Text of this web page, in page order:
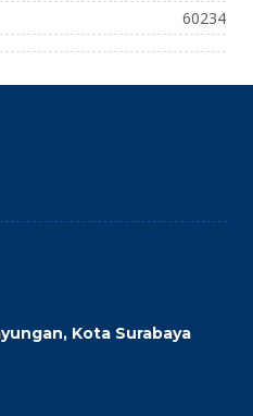
60234
Kota Surabaya